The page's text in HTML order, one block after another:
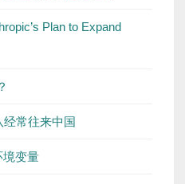
Plan to Expand
常往来中国
境变量